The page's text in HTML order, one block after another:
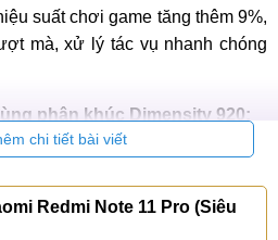
suất chơi game tăng thêm 9%,
mà, xử lý tác vụ nhanh chóng
phân khúc Dimensity 920:
Gen 3 685.346
chi tiết bài viết
Redmi Note 11 Pro (Siêu